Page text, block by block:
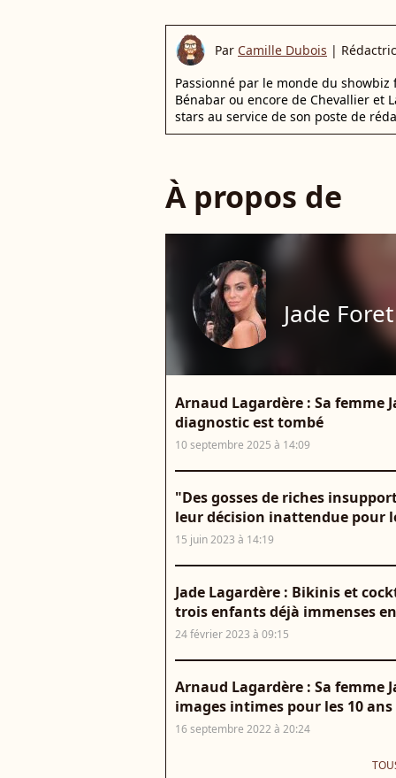
Par Camille Dubois |
Passionné par le monde du
Bénabar ou encore de Chevallier et
stars au service de son poste de
À propos de
Jade Foret
Arnaud Lagardère : Sa
diagnostic est tombé
10 septembre 2025 à 14:09
"Des gosses de riches
leur décision inattendue pour
15 juin 2023 à 14:19
Jade Lagardère : Bikinis et
trois enfants déjà immenses
24 février 2023 à 09:15
Arnaud Lagardère : Sa femme
images intimes pour les 10
16 septembre 2022 à 20:24